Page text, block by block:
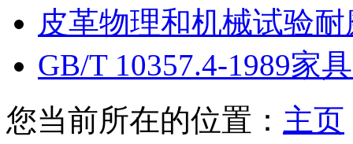
皮革物理和机械试验耐
GB/T 10357.4-1989家
您当前所在的位置： 主页